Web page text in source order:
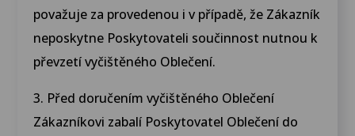
považuje za provedenou i v případě, že Zákazník
neposkytne Poskytovateli součinnost nutnou k
převzetí vyčištěného Oblečení.
3. Před doručením vyčištěného Oblečení
Zákazníkovi zabalí Poskytovatel Oblečení do